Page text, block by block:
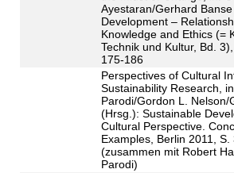
Ayestaran/Gerhard
Development –
Knowledge and Ethics (=
Technik und Kultur, Bd.
175-186
Perspectives of Cultural
Sustainability Research,
Parodi/Gordon L. Nelson/
(Hrsg.): Sustainable
Cultural Perspective.
Examples, Berlin 2011, S.
(zusammen mit Robert
Parodi)